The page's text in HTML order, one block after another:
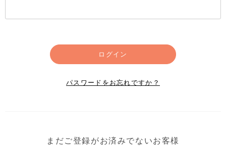
ログイン
パスワードをお忘れですか？
まだご登録がお済みでないお客様